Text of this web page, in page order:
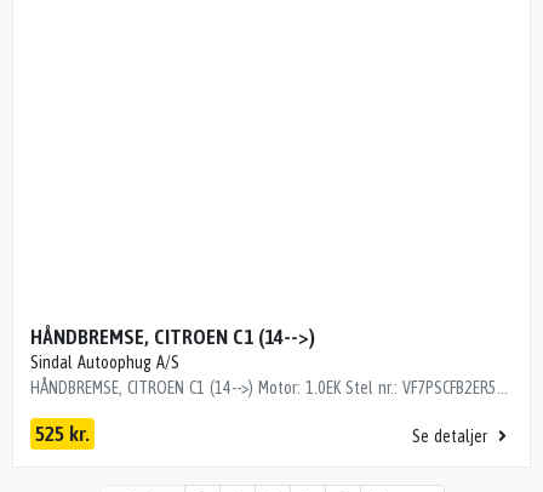
HÅNDBREMSE, CITROEN C1 (14-->)
Sindal Autoophug A/S
525 kr. Se detaljer